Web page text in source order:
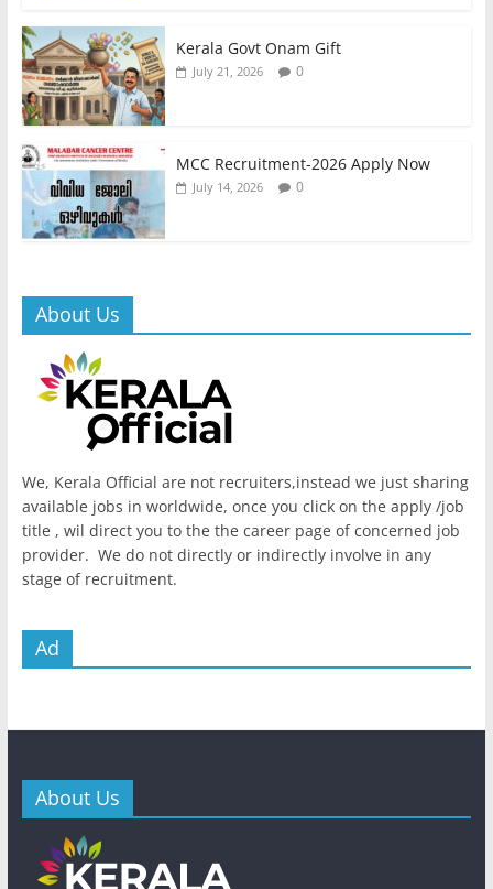
Kerala Govt Onam Gift
July 21, 2026 0
MCC Recruitment-2026 Apply Now
July 14, 2026 0
About Us
We, Kerala Official are not recruiters,instead we just sharing
available jobs in worldwide, once you click on the apply /job
title , wil direct you to the the career page of concerned job
provider. We do not directly or indirectly involve in any
stage of recruitment.
Ad
About Us